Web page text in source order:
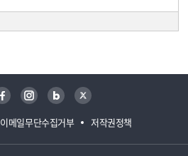
이메일무단수집거부 저작권정책
페이스북 인스타그램 블로그 트위터